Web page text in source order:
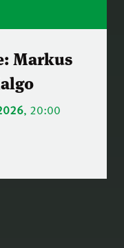
Markus
, 20:00